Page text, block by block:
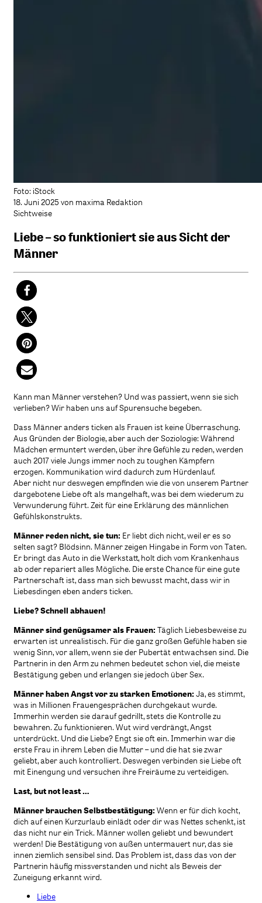
Foto: iStock
18. Juni 2025 von maxima Redaktion
Sichtweise
Liebe – so funktioniert sie aus Sicht der
Männer
Kann man Männer verstehen? Und was passiert, wenn sie sich
verlieben? Wir haben uns auf Spurensuche begeben.
Dass Männer anders ticken als Frauen ist keine Überraschung.
Aus Gründen der Biologie, aber auch der Soziologie: Während
Mädchen ermuntert werden, über ihre Gefühle zu reden, werden
auch 2017 viele Jungs immer noch zu toughen Kämpfern
erzogen. Kommunikation wird dadurch zum Hürdenlauf.
Aber nicht nur deswegen empfinden wie die von unserem Partner
dargebotene Liebe oft als mangelhaft, was bei dem wiederum zu
Verwunderung führt. Zeit für eine Erklärung des männlichen
Gefühlskonstrukts.
Männer reden nicht, sie tun: Er liebt dich nicht, weil er es so
selten sagt? Blödsinn. Männer zeigen Hingabe in Form von Taten.
Er bringt das Auto in die Werkstatt, holt dich vom Krankenhaus
ab oder repariert alles Mögliche. Die erste Chance für eine gute
Partnerschaft ist, dass man sich bewusst macht, dass wir in
Liebesdingen eben anders ticken.
Liebe? Schnell abhauen!
Männer sind genügsamer als Frauen: Täglich Liebesbeweise zu
erwarten ist unrealistisch. Für die ganz großen Gefühle haben sie
wenig Sinn, vor allem, wenn sie der Pubertät entwachsen sind. Die
Partnerin in den Arm zu nehmen bedeutet schon viel, die meiste
Bestätigung geben und erlangen sie jedoch über Sex.
Männer haben Angst vor zu starken Emotionen: Ja, es stimmt,
was in Millionen Frauengesprächen durchgekaut wurde.
Immerhin werden sie darauf gedrillt, stets die Kontrolle zu
bewahren. Zu funktionieren. Wut wird verdrängt, Angst
unterdrückt. Und die Liebe? Engt sie oft ein. Immerhin war die
erste Frau in ihrem Leben die Mutter – und die hat sie zwar
geliebt, aber auch kontrolliert. Deswegen verbinden sie Liebe oft
mit Einengung und versuchen ihre Freiräume zu verteidigen.
Last, but not least …
Männer brauchen Selbstbestätigung: Wenn er für dich kocht,
dich auf einen Kurzurlaub einlädt oder dir was Nettes schenkt, ist
das nicht nur ein Trick. Männer wollen geliebt und bewundert
werden! Die Bestätigung von außen untermauert nur, das sie
innen ziemlich sensibel sind. Das Problem ist, dass das von der
Partnerin häufig missverstanden und nicht als Beweis der
Zuneigung erkannt wird.
Liebe